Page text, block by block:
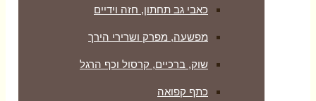
כאבי גב תחתון, חזה וידיים
מפשעה, מפרק ושרירי הירך
שוק, ברכיים, קרסול וכף הרגל
כתף קפואה